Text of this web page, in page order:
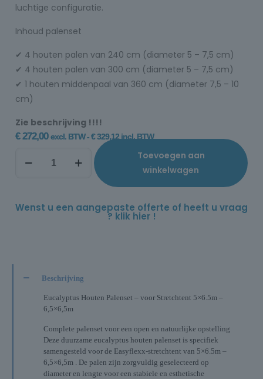
luchtige configuratie.
Inhoud palenset
✔ 4 houten palen van 240 cm (diameter 5 – 7,5 cm)
✔ 4 houten palen van 300 cm (diameter 5 – 7,5 cm)
✔ 1 houten middenpaal van 360 cm (diameter 7,5 – 10
cm)
Zie beschrijving !!!!
€272,00 excl. BTW -€329,12incl. BTW
Toevoegen aan
winkelwagen
Wenst u een aangepaste offerte of heeft u vraag
? klik hier !
Beschrijving
Eucalyptus Houten Palenset – voor Stretchtent 5×6.5m –
6,5×6,5m
Complete palenset voor een open en natuurlijke opstelling
Deze duurzame eucalyptus houten palenset is specifiek
samengesteld voor de Easyflexx-stretchtent van 5×6.5m –
6,5×6,5m . De palen zijn zorgvuldig geselecteerd op
diameter en lengte voor een stabiele en esthetische